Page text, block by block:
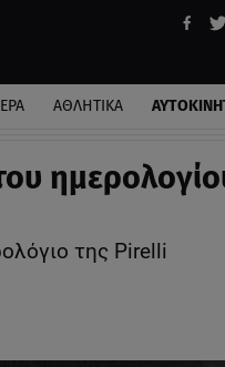
ΑΘΛΗΤΙΚΑ
της Pirelli